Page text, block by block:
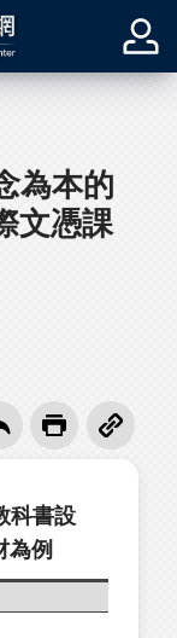
為本的
文憑課
科書設
為例